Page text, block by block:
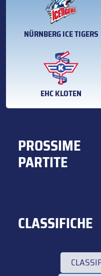
NÜRNBERG ICE TIGERS
EHC KLOTEN
PROSSIME
PARTITE
CLASSIFICHE